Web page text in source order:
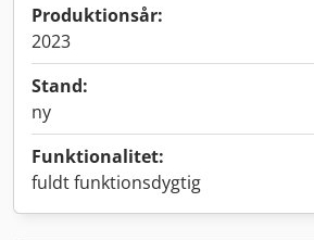
Produktionsår:
2023
Stand:
ny
Funktionalitet:
fuldt funktionsdygtig